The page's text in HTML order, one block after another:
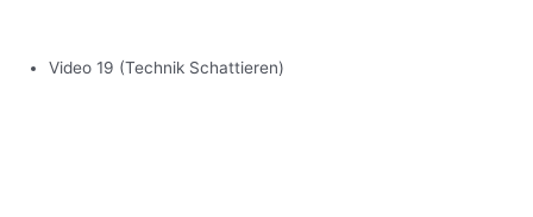
Video 19 (Technik Schattieren)